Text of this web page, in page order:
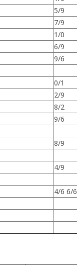
5/9
7/9
1/0
6/9
9/6
0/1
2/9
8/2
9/6
8/9
4/9
4/6 6/6